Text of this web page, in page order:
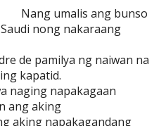
Nang umalis ang bunso
nong nakaraang
de pamilya ng naiwan na
kapatid.
naging napakagaan
ang aking
aking napakagandang